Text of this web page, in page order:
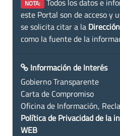
NOTA:
este Portal son de acceso y
se solicita citar a la
como la fuente de la
Información de Interés
Gobierno Transparente
Carta de Compromiso
Oficina de Información,
Política de Privacidad de la
WEB